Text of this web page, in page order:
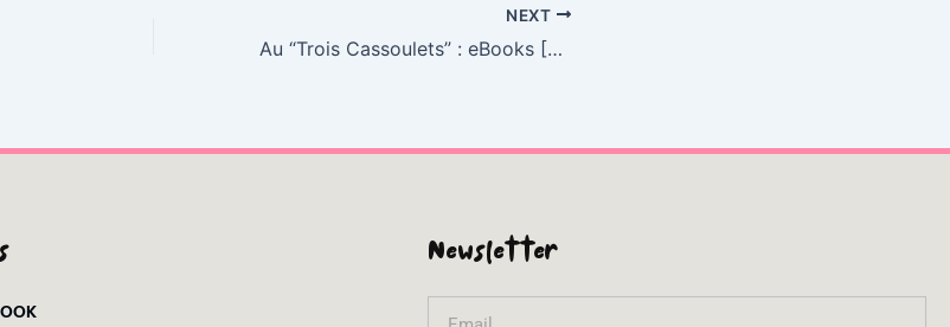
NEXT
Au “Trois Cassoulets” : eBooks [PDF]
Newsletter